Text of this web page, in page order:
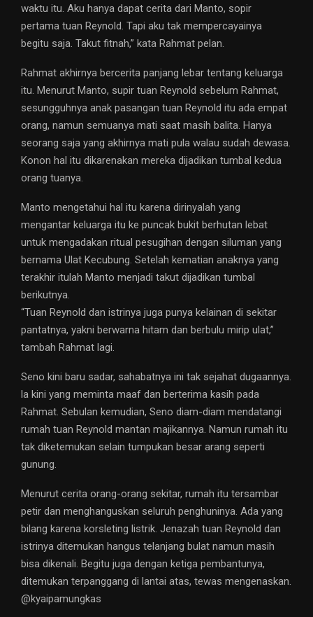
waktu itu. Aku hanya dapat cerita dari Manto, sopir
pertama tuan Reynold. Tapi aku tak mempercayainya
begitu saja. Takut fitnah,” kata Rahmat pelan.
Rahmat akhirnya bercerita panjang lebar tentang keluarga
itu. Menurut Manto, supir tuan Reynold sebelum Rahmat,
sesungguhnya anak pasangan tuan Reynold itu ada empat
orang, namun semuanya mati saat masih balita. Hanya
seorang saja yang akhirnya mati pula walau sudah dewasa.
Konon hal itu dikarenakan mereka dijadikan tumbal kedua
orang tuanya.
Manto mengetahui hal itu karena dirinyalah yang
mengantar keluarga itu ke puncak bukit berhutan lebat
untuk mengadakan ritual pesugihan dengan siluman yang
bernama Ulat Kecubung. Setelah kematian anaknya yang
terakhir itulah Manto menjadi takut dijadikan tumbal
berikutnya.
“Tuan Reynold dan istrinya juga punya kelainan di sekitar
pantatnya, yakni berwarna hitam dan berbulu mirip ulat,”
tambah Rahmat lagi.
Seno kini baru sadar, sahabatnya ini tak sejahat dugaannya.
la kini yang meminta maaf dan berterima kasih pada
Rahmat. Sebulan kemudian, Seno diam-diam mendatangi
rumah tuan Reynold mantan majikannya. Namun rumah itu
tak diketemukan selain tumpukan besar arang seperti
gunung.
Menurut cerita orang-orang sekitar, rumah itu tersambar
petir dan menghanguskan seluruh penghuninya. Ada yang
bilang karena korsleting listrik. Jenazah tuan Reynold dan
istrinya ditemukan hangus telanjang bulat namun masih
bisa dikenali. Begitu juga dengan ketiga pembantunya,
ditemukan terpanggang di lantai atas, tewas mengenaskan.
@kyaipamungkas